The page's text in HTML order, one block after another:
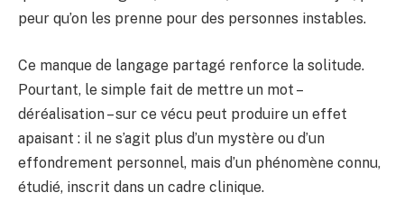
peur qu’on les prenne pour des personnes instables.
Ce manque de langage partagé renforce la solitude.
Pourtant, le simple fait de mettre un mot –
déréalisation – sur ce vécu peut produire un effet
apaisant : il ne s’agit plus d’un mystère ou d’un
effondrement personnel, mais d’un phénomène connu,
étudié, inscrit dans un cadre clinique.